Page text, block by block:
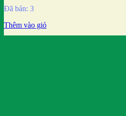
Đã bán: 3
Thêm vào giỏ